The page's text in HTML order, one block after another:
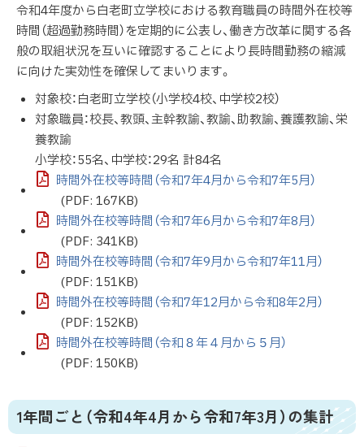
令和4年度から白老町立学校における教育職員の時間外在校等
時間（超過勤務時間）を定期的に公表し、働き方改革に関する各
般の取組状況を互いに確認することにより長時間勤務の縮減
に向けた実効性を確保してまいります。
対象校：白老町立学校（小学校4校、中学校2校）
対象職員：校長、教頭、主幹教諭、教諭、助教諭、養護教諭、栄
養教諭
小学校：55名、中学校：29名 計84名
時間外在校等時間（令和7年4月から令和7年5月）
(PDF: 167KB)
時間外在校等時間（令和7年6月から令和7年8月）
(PDF: 341KB)
時間外在校等時間（令和7年9月から令和7年11月）
(PDF: 151KB)
時間外在校等時間（令和7年12月から令和8年2月）
(PDF: 152KB)
時間外在校等時間（令和８年４月から５月）
(PDF: 150KB)
1年間ごと（令和4年4月から令和7年3月）の集計